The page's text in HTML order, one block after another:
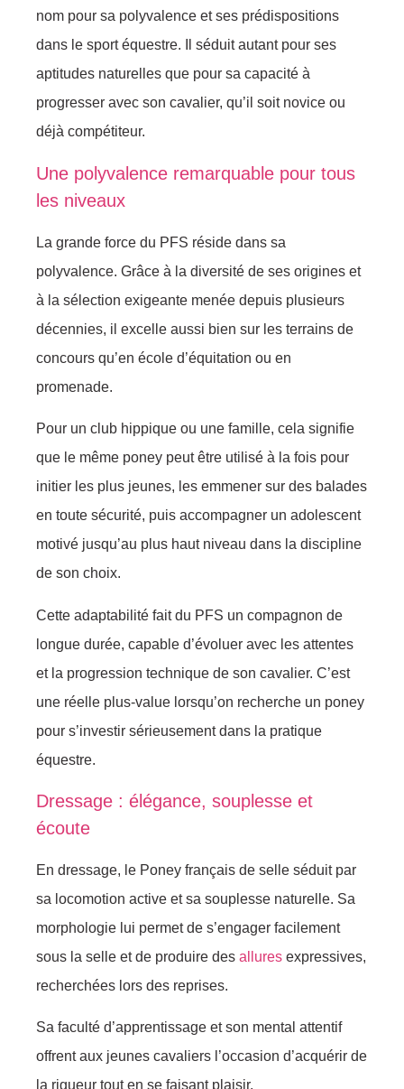
nom pour sa polyvalence et ses prédispositions
dans le sport équestre. Il séduit autant pour ses
aptitudes naturelles que pour sa capacité à
progresser avec son cavalier, qu’il soit novice ou
déjà compétiteur.
Une polyvalence remarquable pour tous
les niveaux
La grande force du PFS réside dans sa
polyvalence. Grâce à la diversité de ses origines et
à la sélection exigeante menée depuis plusieurs
décennies, il excelle aussi bien sur les terrains de
concours qu’en école d’équitation ou en
promenade.
Pour un club hippique ou une famille, cela signifie
que le même poney peut être utilisé à la fois pour
initier les plus jeunes, les emmener sur des balades
en toute sécurité, puis accompagner un adolescent
motivé jusqu’au plus haut niveau dans la discipline
de son choix.
Cette adaptabilité fait du PFS un compagnon de
longue durée, capable d’évoluer avec les attentes
et la progression technique de son cavalier. C’est
une réelle plus-value lorsqu’on recherche un poney
pour s’investir sérieusement dans la pratique
équestre.
Dressage : élégance, souplesse et
écoute
En dressage, le Poney français de selle séduit par
sa locomotion active et sa souplesse naturelle. Sa
morphologie lui permet de s’engager facilement
sous la selle et de produire des allures expressives,
recherchées lors des reprises.
Sa faculté d’apprentissage et son mental attentif
offrent aux jeunes cavaliers l’occasion d’acquérir de
la rigueur tout en se faisant plaisir.